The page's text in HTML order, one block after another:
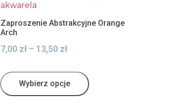
Zaproszenie Abstrakcyjne Orange
Arch
7,00 zł – 13,50 zł
Wybierz opcje